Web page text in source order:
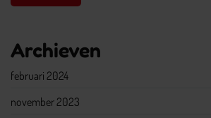
Archieven
februari 2024
november 2023